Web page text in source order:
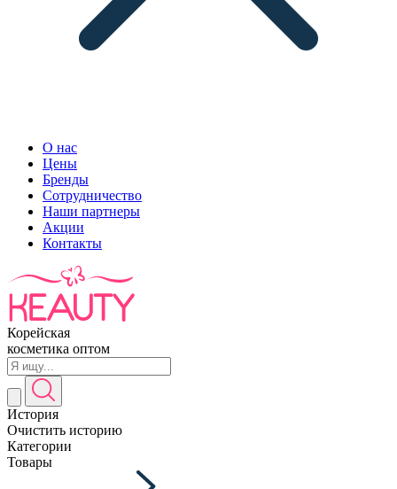
О нас
Цены
Бренды
Сотрудничество
Наши партнеры
Акции
Контакты
Корейская
косметика оптом
История
Очистить историю
Категории
Товары